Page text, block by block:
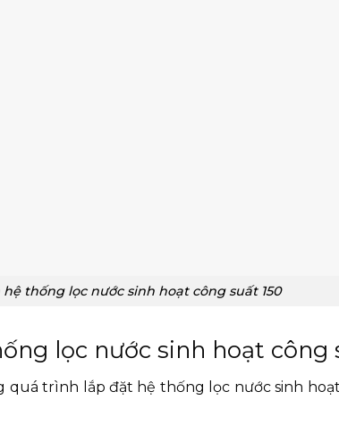
thống lọc nước sinh hoạt công suất 150
lọc nước sinh hoạt công
trình lắp đặt hệ thống lọc nước sinh